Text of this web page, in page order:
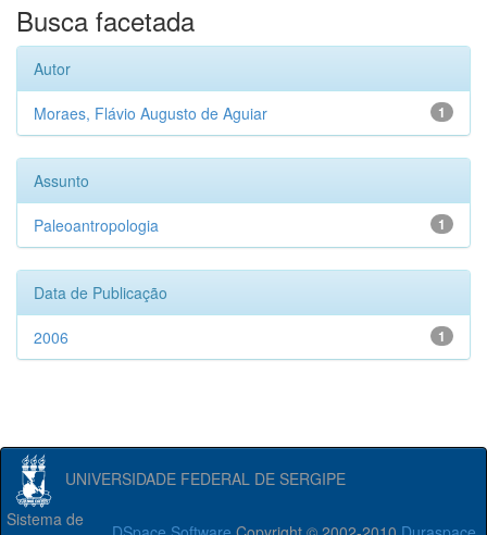
Busca facetada
Autor
1
Moraes, Flávio Augusto de Aguiar
Assunto
1
Paleoantropologia
Data de Publicação
1
2006
UNIVERSIDADE FEDERAL DE SERGIPE
Sistema de